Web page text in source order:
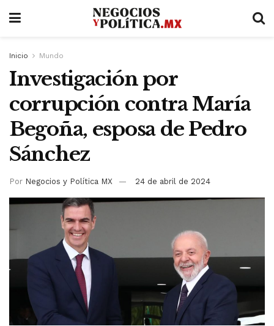
Inicio Mundo
Investigación por
corrupción contra María
Begoña, esposa de Pedro
Sánchez
Por Negocios y Política MX 24 de abril de 2024